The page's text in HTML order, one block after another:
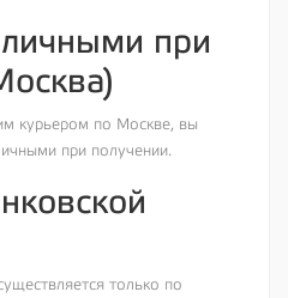
при
курьером по Москве, вы
при получении.
только по